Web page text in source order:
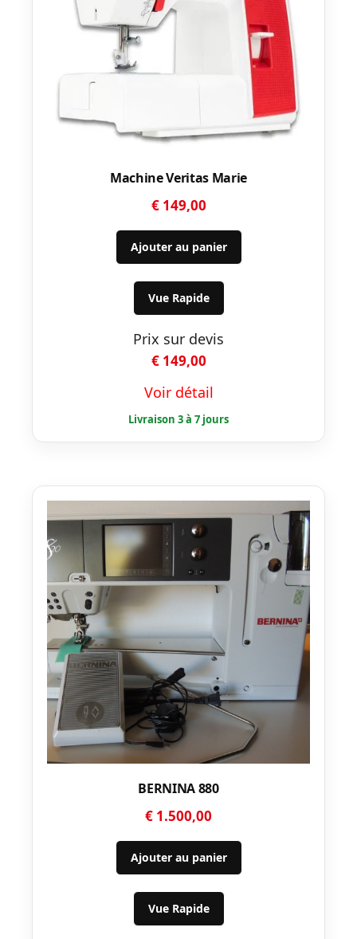
Machine Veritas Marie
€149,00
Ajouter au panier
Vue Rapide
Prix sur devis
€149,00
Voir détail
BERNINA 880
€ 1.500,00
Ajouter au panier
Vue Rapide